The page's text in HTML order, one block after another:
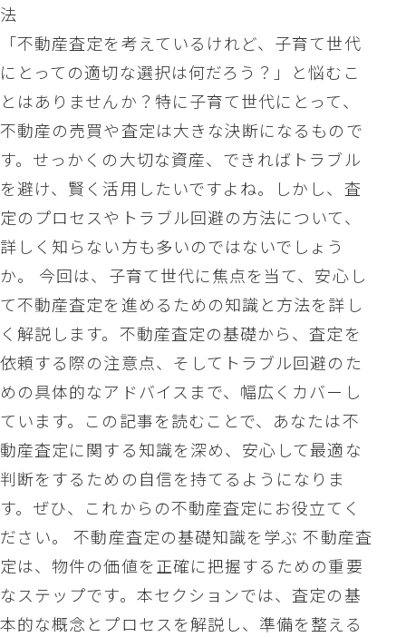
法
「不動産査定を考えているけれど、子育て世代
にとっての適切な選択は何だろう？」と悩むこ
とはありませんか？特に子育て世代にとって、
不動産の売買や査定は大きな決断になるもので
す。せっかくの大切な資産、できればトラブル
を避け、賢く活用したいですよね。しかし、査
定のプロセスやトラブル回避の方法について、
詳しく知らない方も多いのではないでしょう
か。 今回は、子育て世代に焦点を当て、安心し
て不動産査定を進めるための知識と方法を詳し
く解説します。不動産査定の基礎から、査定を
依頼する際の注意点、そしてトラブル回避のた
めの具体的なアドバイスまで、幅広くカバーし
ています。この記事を読むことで、あなたは不
動産査定に関する知識を深め、安心して最適な
判断をするための自信を持てるようになりま
す。ぜひ、これからの不動産査定にお役立てく
ださい。 不動産査定の基礎知識を学ぶ 不動産査
定は、物件の価値を正確に把握するための重要
なステップです。本セクションでは、査定の基
本的な概念とプロセスを解説し、準備を整える